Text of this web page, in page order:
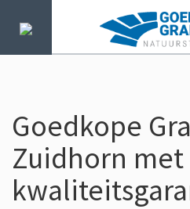
Goedkope
Zuidhorn met